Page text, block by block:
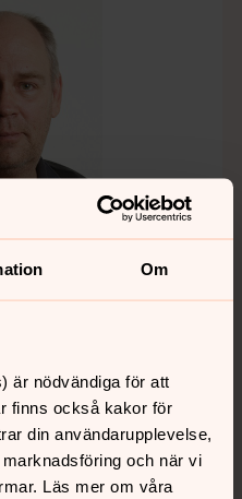
Om
är nödvändiga för att
finns också kakor för
din användarupplevelse,
och när vi
Läs mer om våra
0470-70 48 00